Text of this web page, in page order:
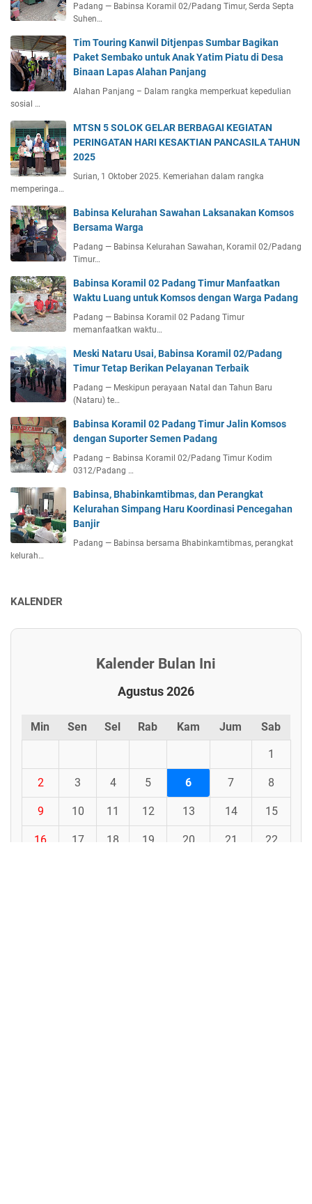
Padang — Babinsa Koramil 02/Padang Timur, Serda Septa
Suhen…
Tim Touring Kanwil Ditjenpas Sumbar Bagikan
Paket Sembako untuk Anak Yatim Piatu di Desa
Binaan Lapas Alahan Panjang
Alahan Panjang – Dalam rangka memperkuat kepedulian
sosial …
MTSN 5 SOLOK GELAR BERBAGAI KEGIATAN
PERINGATAN HARI KESAKTIAN PANCASILA TAHUN
2025
Surian, 1 Oktober 2025. Kemeriahan dalam rangka
memperinga…
Babinsa Kelurahan Sawahan Laksanakan Komsos
Bersama Warga
Padang — Babinsa Kelurahan Sawahan, Koramil 02/Padang
Timur…
Babinsa Koramil 02 Padang Timur Manfaatkan
Waktu Luang untuk Komsos dengan Warga Padang
Padang — Babinsa Koramil 02 Padang Timur
memanfaatkan waktu…
Meski Nataru Usai, Babinsa Koramil 02/Padang
Timur Tetap Berikan Pelayanan Terbaik
Padang — Meskipun perayaan Natal dan Tahun Baru
(Nataru) te…
Babinsa Koramil 02 Padang Timur Jalin Komsos
dengan Suporter Semen Padang
Padang – Babinsa Koramil 02/Padang Timur Kodim
0312/Padang …
Babinsa, Bhabinkamtibmas, dan Perangkat
Kelurahan Simpang Haru Koordinasi Pencegahan
Banjir
Padang — Babinsa bersama Bhabinkamtibmas, perangkat
kelurah…
KALENDER
Kalender Bulan Ini
Agustus 2026
Min Sen Sel Rab Kam Jum Sab
1
2 3 4 5 6 7 8
9 10 11 12 13 14 15
16 17 18 19 20 21 22